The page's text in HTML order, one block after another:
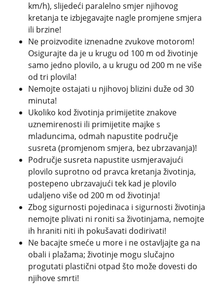
km/h), slijedeći paralelno smjer njihovog
kretanja te izbjegavajte nagle promjene smjera
ili brzine!
Ne proizvodite iznenadne zvukove motorom!
Osigurajte da je u krugu od 100 m od životinje
samo jedno plovilo, a u krugu od 200 m ne više
od tri plovila!
Nemojte ostajati u njihovoj blizini duže od 30
minuta!
Ukoliko kod životinja primijetite znakove
uznemirenosti ili primijetite majke s
mladuncima, odmah napustite područje
susreta (promjenom smjera, bez ubrzavanja)!
Područje susreta napustite usmjeravajući
plovilo suprotno od pravca kretanja životinja,
postepeno ubrzavajući tek kad je plovilo
udaljeno više od 200 m od životinja!
Zbog sigurnosti pojedinaca i sigurnosti životinja
nemojte plivati ni roniti sa životinjama, nemojte
ih hraniti niti ih pokušavati dodirivati!
Ne bacajte smeće u more i ne ostavljajte ga na
obali i plažama; životinje mogu slučajno
progutati plastični otpad što može dovesti do
njihove smrti!